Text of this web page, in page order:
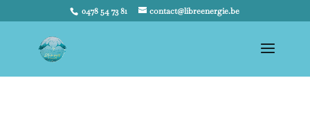
0478 54 73 81 contact@libreenergie.be